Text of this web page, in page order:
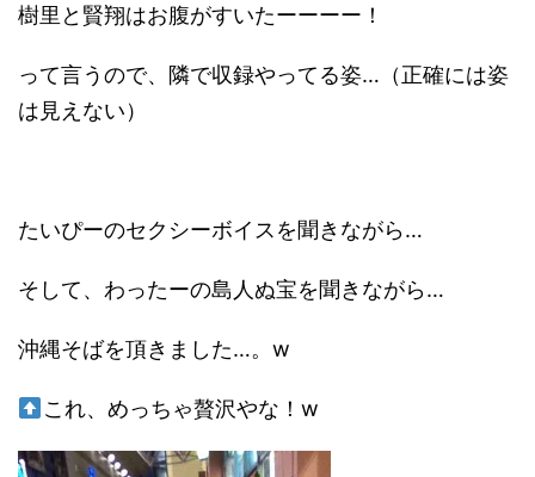
樹里と賢翔はお腹がすいたーーーー！
って言うので、隣で収録やってる姿…（正確には姿
は見えない）
たいぴーのセクシーボイスを聞きながら…
そして、わったーの島人ぬ宝を聞きながら…
沖縄そばを頂きました…。w
これ、めっちゃ贅沢やな！w